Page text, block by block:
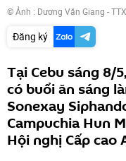
© Ảnh : Dương Văn Giang -
Đăng ký
Tại Cebu sáng 8/
có buổi ăn sáng
Sonexay
Campuchia Hun
Hội nghị Cấp cao